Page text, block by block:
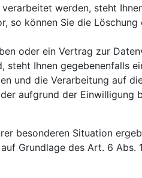
werden, steht
so können Sie die
oder ein Vertrag zur
Ihnen gegebenenfalls
und die Verarbeitung auf
aufgrund der
besonderen Situation
Grundlage des Art. 6 Abs.